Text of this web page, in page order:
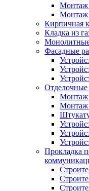
Монтаж
Монтаж
Кирпичная
Кладка из
Фасадные
Отделочные
Монтаж
Монтаж
Прокладка